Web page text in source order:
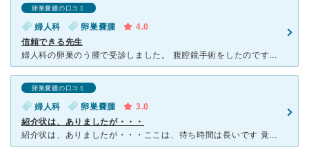
卵巣嚢腫の口コミ
婦人科 卵巣嚢腫
4.0
信頼できる先生
婦人科の卵巣のう腫で受診しました。 腹腔鏡手術をしたのですが、実績のある先生に手術をしてもらえて安心しました。外来の時も優しく説明してもらえて、とても良い先生でした。 入院は６人部屋で少々狭か
卵巣嚢腫の口コミ
婦人科 卵巣嚢腫
3.0
紹介状は、ありましたが・・・
紹介状は、ありましたが・・・ここは、待ち時間は長いです 覚悟してはいましたが・・・ できればセカンドオピニオンのため、受診しました 私の場合、 卵巣脳腫の手術前にできれば、大きな病院でも診ても